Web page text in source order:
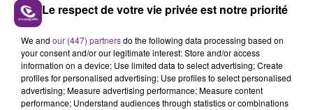
FIL D'ACTU
Le respect de votre vie privée est notre priorité
We and our (447) partnersdo the following data processing based on
your consent and/or our legitimate interest: Store and/or access
information on a device; Use limited data to select advertising; Create
profiles for personalised advertising; Use profiles to select personalised
advertising; Measure advertising performance; Measure content
performance; Understand audiences through statistics or combinations